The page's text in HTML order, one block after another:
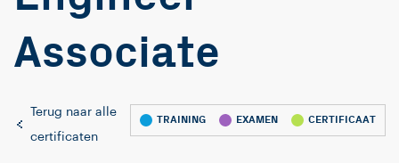
Associate
Terug naar alle
certificaten
TRAINING EXAMEN CERTIFICAAT